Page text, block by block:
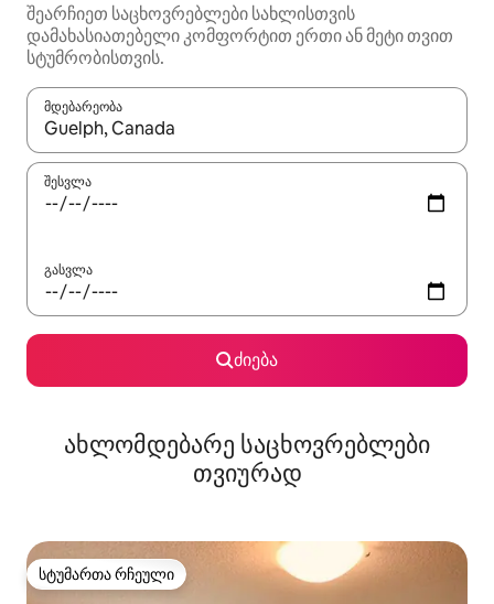
შეარჩიეთ საცხოვრებლები სახლისთვის
დამახასიათებელი კომფორტით ერთი ან მეტი თვით
სტუმრობისთვის.
მდებარეობა
როცა შედეგები ხელმისაწვდომი გახდება, ნავიგაციისთვის
შესვლა
გასვლა
ძიება
ახლომდებარე საცხოვრებლები
თვიურად
სტუმართა რჩეული
სტუმართა რჩეული